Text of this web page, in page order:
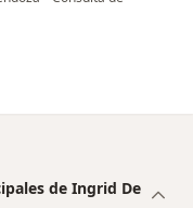
de Ingrid De